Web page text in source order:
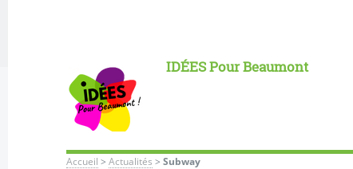
IDÉES Pour Beaumont
Accueil >Actualités >Subway